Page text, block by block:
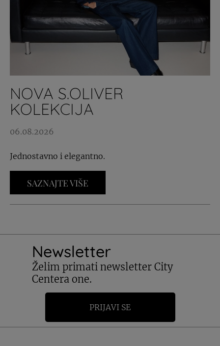
NOVA S.OLIVER
KOLEKCIJA
06.08.2026
Jednostavno i elegantno.
SAZNAJTE VIŠE
Newsletter
Želim primati newsletter City
Centera one.
PRIJAVI SE